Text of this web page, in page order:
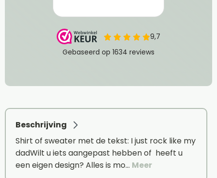
Beschrijving
Shirt of sweater met de tekst: I just rock like my
dadWilt u iets aangepast hebben of heeft u
een eigen design? Alles is mo… Meer